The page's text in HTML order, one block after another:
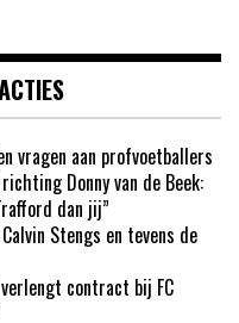
vragen aan profvoetballers
Donny van de Beek:
dan jij”
Stengs en tevens de
contract bij FC